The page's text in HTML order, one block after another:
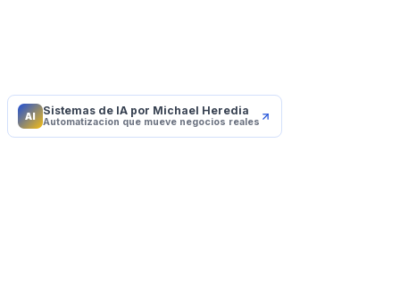
AI Sistemas de IA por Michael Heredia
Automatizacion que mueve negocios reales